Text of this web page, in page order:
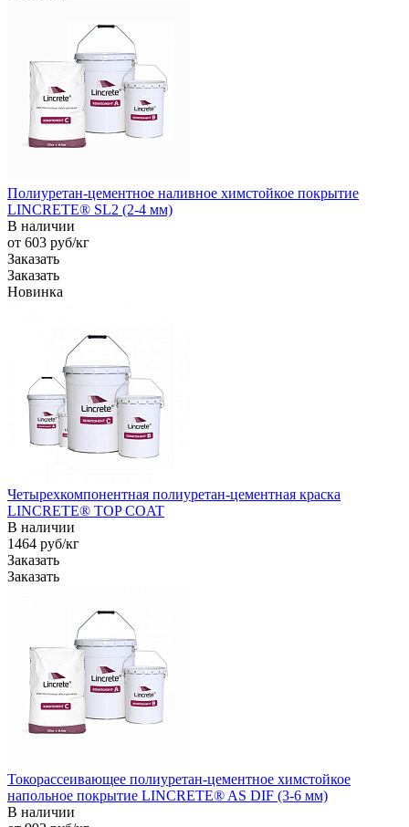
Полиуретан-цементное наливное химстойкое покрытие
LINCRETE® SL2 (2-4 мм)
В наличии
от 603 руб/кг
Заказать
Заказать
Новинка
Четырехкомпонентная полиуретан-цементная краска
LINCRETE® TOP COAT
В наличии
1464 руб/кг
Заказать
Заказать
Токорассеивающее полиуретан-цементное химстойкое
напольное покрытие LINCRETE® AS DIF (3-6 мм)
В наличии